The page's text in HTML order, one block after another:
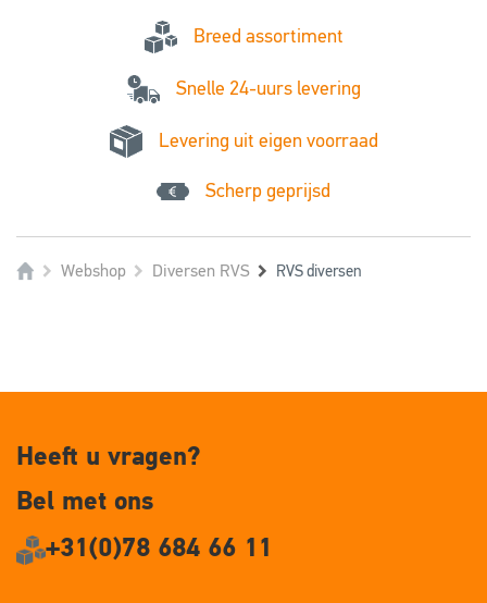
Breed assortiment
Snelle 24-uurs levering
Levering uit eigen voorraad
Scherp geprijsd
Webshop Diversen RVS RVS diversen
Heeft u vragen?
Bel met ons
+31(0)78 684 66 11